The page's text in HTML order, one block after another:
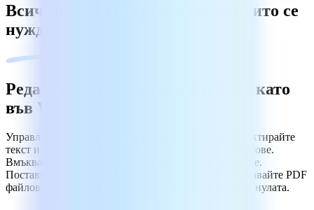
Всички PDF инструменти, от които се
нуждаете
Редактирайте и създавайте PDF като
във Word
Управлявайте задачите (и деня) си без усилие. Редактирайте
текст и абзаци. Персонализирайте стилове и шрифтове.
Вмъквайте изображения и ги завъртайте по желание.
Поставяйте обекти на преден или заден план. Създавайте PDF
файлове от сканирани документи или започнете от нулата.